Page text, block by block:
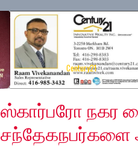
Century21
Monday, December 2,
ஸ்கார்பரோ நகர
சந்தேகநபர்களை